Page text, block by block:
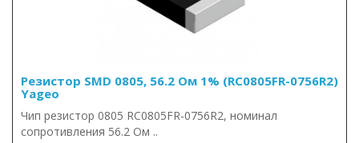
Резистор SMD 0805, 56.2 Ом 1% (RC0805FR-0756R2)
Yageo
Чип резистор 0805 RC0805FR-0756R2, номинал
сопротивления 56.2 Ом ..